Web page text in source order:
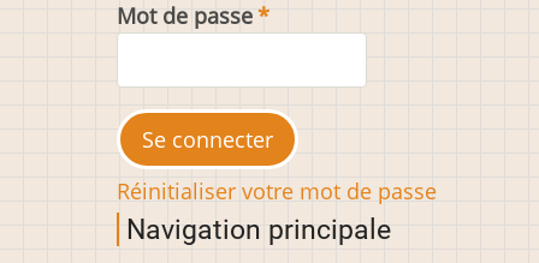
Mot de passe
Réinitialiser votre mot de passe
Navigation principale